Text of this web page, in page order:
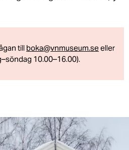
till boka@vnmuseum.seeller
10.00–16.00).